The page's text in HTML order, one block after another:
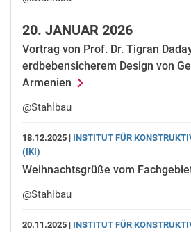
20. JANUAR 2026
Vortrag von Prof. Dr. Tigran
erdbebensicherem Design von
Armenien
@Stahlbau
18.12.2025 | INSTITUT FÜR
(IKI)
Weihnachtsgrüße vom
@Stahlbau
20.11.2025 | INSTITUT FÜR